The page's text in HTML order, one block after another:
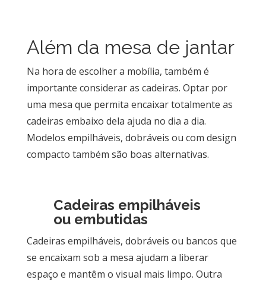
Além da mesa de jantar
Na hora de escolher a mobília, também é
importante considerar as cadeiras. Optar por
uma mesa que permita encaixar totalmente as
cadeiras embaixo dela ajuda no dia a dia.
Modelos empilháveis, dobráveis ou com design
compacto também são boas alternativas.
Cadeiras empilháveis
ou embutidas
Cadeiras empilháveis, dobráveis ou bancos que
se encaixam sob a mesa ajudam a liberar
espaço e mantêm o visual mais limpo. Outra